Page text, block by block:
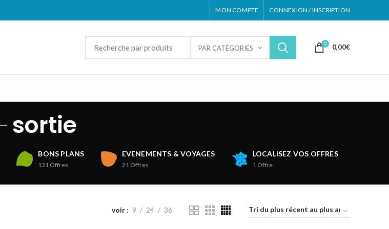
MON COMPTE CONNEXION / INSCRIPTION
PAR CATÉGORIES
0 0,00€
sortie
BONS PLANS
131 Offres
EVENEMENTS & VOYAGES
21 Offres
LOCALISEZ VOS OFFRES
1 Offre
voir 9 24 36